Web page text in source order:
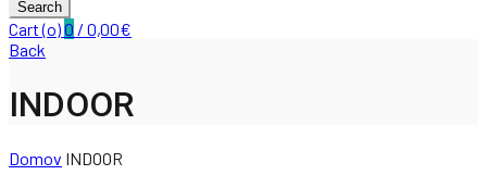
Search
Cart (o)0 / 0,00€
Back
INDOOR
Domov INDOOR